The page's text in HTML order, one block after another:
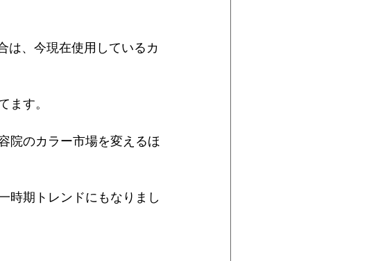
は、今現在使用しているカ
ます。
院のカラー市場を変えるほ
時期トレンドにもなりまし